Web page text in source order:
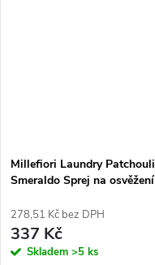
Millefiori Laundry Patchouli
Smeraldo Sprej na osvěžení
278,51 Kč bez DPH
337 Kč
Skladem >5 ks